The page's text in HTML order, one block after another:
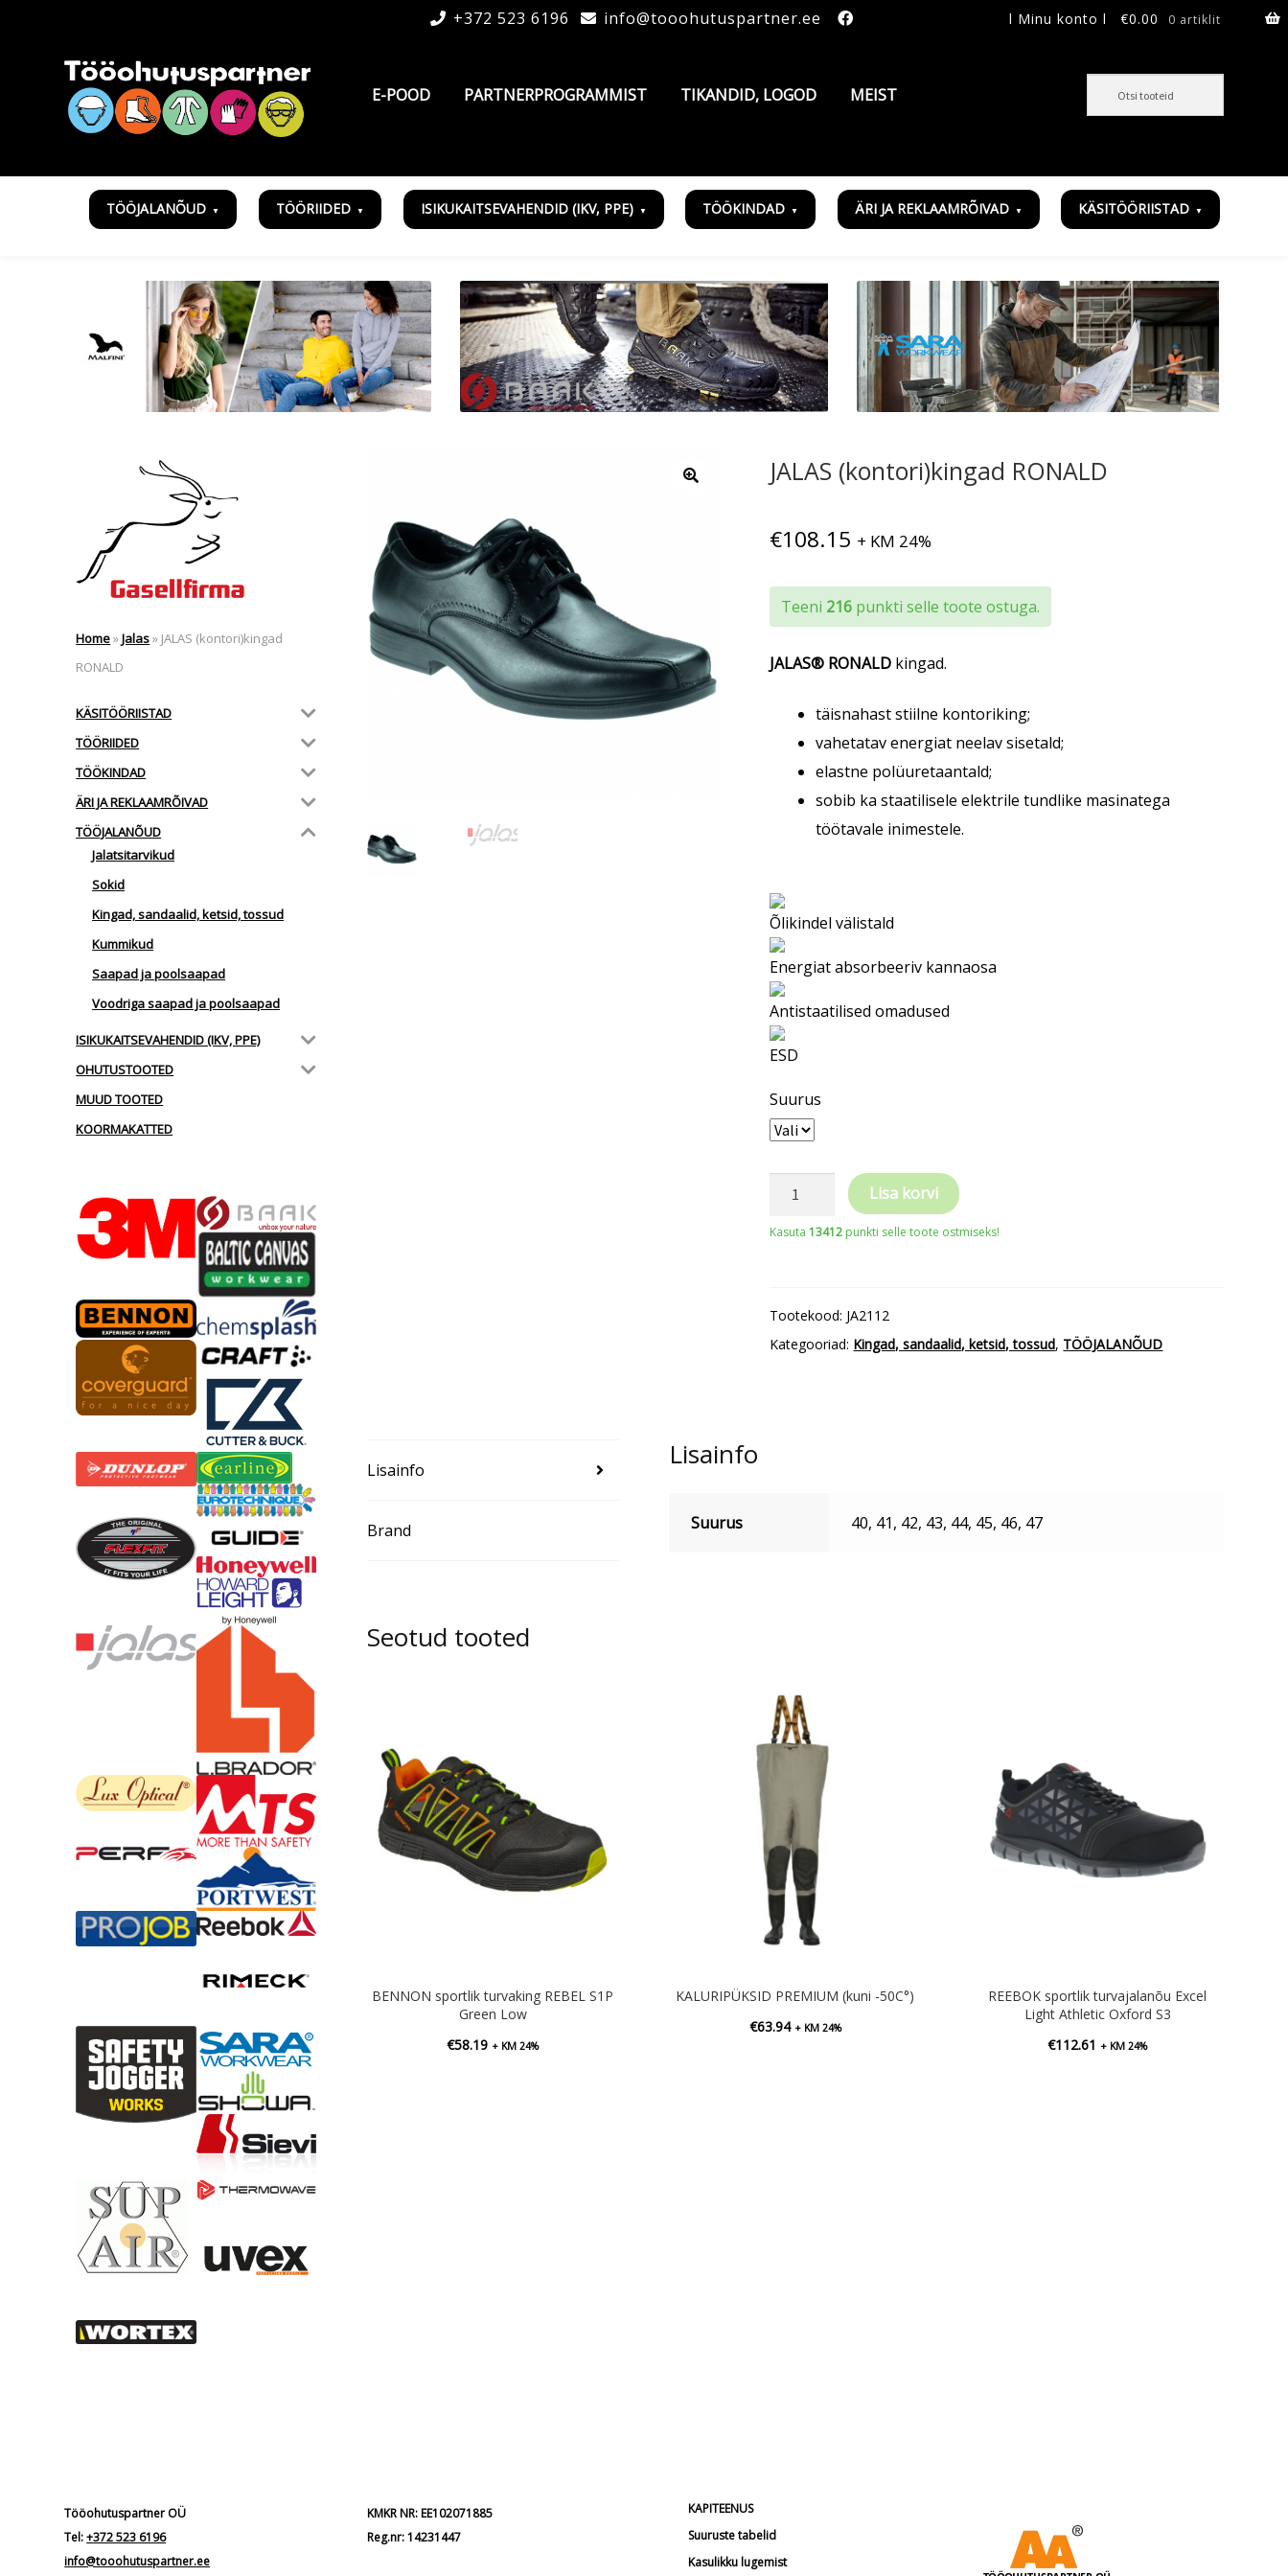
€0.00 0 artiklit
+372 523 6196 info@tooohutuspartner.ee l Minu konto l
E-POOD PARTNERPROGRAMMIST TIKANDID, LOGOD MEIST
TÖÖJALANÕUD TÖÖRIIDED ISIKUKAITSEVAHENDID (IKV, PPE) TÖÖKINDAD ÄRI JA REKLAAMRÕIVAD KÄSITÖÖRIISTAD
JALAS (kontori)kingad RONALD
€108.15 + KM 24%
Teeni 216 punkti selle toote ostuga.
JALAS® RONALD kingad.
täisnahast stiilne kontoriking;
vahetatav energiat neelav sisetald;
elastne polüuretaantald;
sobib ka staatilisele elektrile tundlike masinatega
töötavale inimestele.
Õlikindel välistald
Energiat absorbeeriv kannaosa
Antistaatilised omadused
ESD
Suurus
JALAS
(kontori)kingad
Lisa korvi
Kasuta13412 punkti selle toote ostmiseks!
Tootekood: JA2112
Kategooriad: Kingad, sandaalid, ketsid, tossud, TÖÖJALANÕUD
Lisainfo
Brand
Lisainfo
Suurus 40, 41, 42, 43, 44, 45, 46, 47
Seotud tooted
BENNON sportlik turvaking REBEL S1P
Green Low
€58.19 + KM 24%
KALURIPÜKSID PREMIUM (kuni -50C°)
€63.94 + KM 24%
REEBOK sportlik turvajalanõu Excel
Light Athletic Oxford S3
€112.61 + KM 24%
Home»Jalas» JALAS (kontori)kingad
RONALD
KÄSITÖÖRIISTAD
TÖÖRIIDED
TÖÖKINDAD
ÄRI JA REKLAAMRÕIVAD
TÖÖJALANÕUD
Jalatsitarvikud
Sokid
Kingad, sandaalid, ketsid, tossud
Kummikud
Saapad ja poolsaapad
Voodriga saapad ja poolsaapad
ISIKUKAITSEVAHENDID (IKV, PPE)
OHUTUSTOOTED
MUUD TOOTED
KOORMAKATTED
Tööohutuspartner OÜ
Tel:+372 523 6196
info@tooohutuspartner.ee
KMKR NR: EE102071885
Reg.nr: 14231447
KAPITEENUS
Suuruste tabelid
Kasulikku lugemist